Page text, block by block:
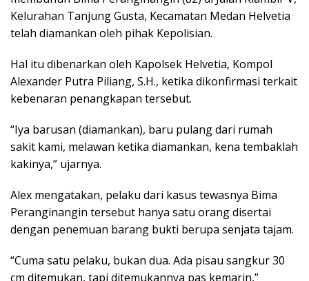
Kelurahan Tanjung Gusta, Kecamatan Medan Helvetia
telah diamankan oleh pihak Kepolisian.
Hal itu dibenarkan oleh Kapolsek Helvetia, Kompol
Alexander Putra Piliang, S.H., ketika dikonfirmasi terkait
kebenaran penangkapan tersebut.
“Iya barusan (diamankan), baru pulang dari rumah
sakit kami, melawan ketika diamankan, kena tembaklah
kakinya,” ujarnya.
Alex mengatakan, pelaku dari kasus tewasnya Bima
Peranginangin tersebut hanya satu orang disertai
dengan penemuan barang bukti berupa senjata tajam.
“Cuma satu pelaku, bukan dua. Ada pisau sangkur 30
cm ditemukan, tapi ditemukannya pas kemarin,”